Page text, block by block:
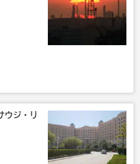
黒海
国
国際
ウジ・リ